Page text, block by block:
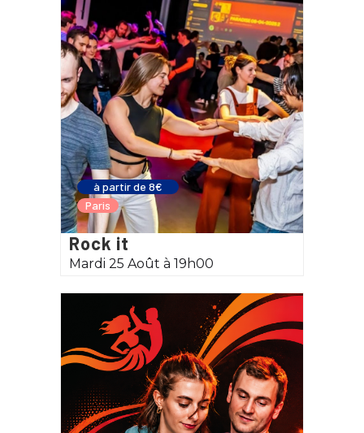
à partir de 8€
Paris
Rock it
Mardi 25 Août à 19h00